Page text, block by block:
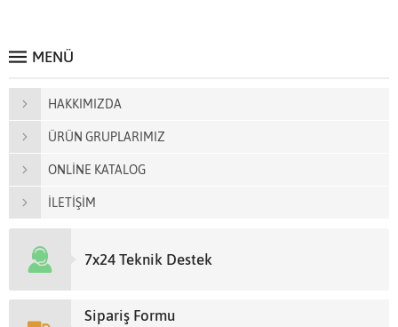
MENÜ
HAKKIMIZDA
ÜRÜN GRUPLARIMIZ
ONLİNE KATALOG
İLETİŞİM
7x24 Teknik Destek
Sipariş Formu